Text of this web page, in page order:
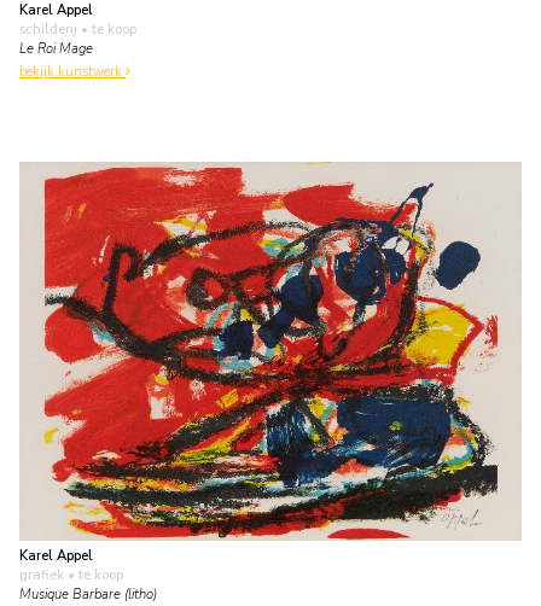
Karel Appel
schilderij • te koop
Le Roi Mage
bekijk kunstwerk
Karel Appel
grafiek • te koop
Musique Barbare (litho)